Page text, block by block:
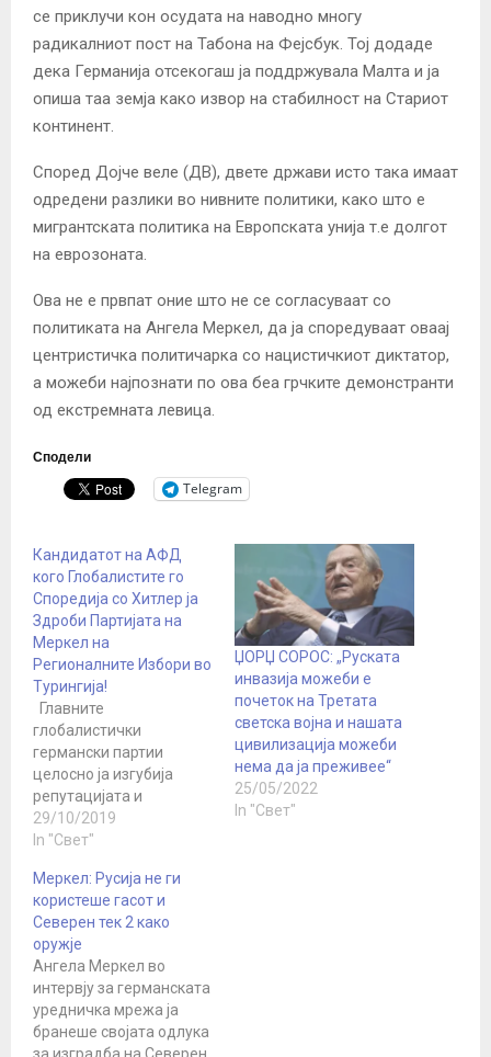
се приклучи кон осудата на наводно многу
радикалниот пост на Табона на Фејсбук. Тој додаде
дека Германија отсекогаш ја поддржувала Малта и ја
опиша таа земја како извор на стабилност на Стариот
континент.
Според Дојче веле (ДВ), двете држави исто така имаат
одредени разлики во нивните политики, како што е
мигрантската политика на Европската унија т.е долгот
на еврозоната.
Ова не е првпат оние што не се согласуваат со
политиката на Ангела Меркел, да ја споредуваат оваај
центристичка политичарка со нацистичкиот диктатор,
а можеби најпознати по ова беа грчките демонстранти
од екстремната левица.
Сподели
Telegram
Кандидатот на АФД
кого Глобалистите го
Споредија со Хитлер ја
Здроби Партијата на
Меркел на
Регионалните Избори во
Турингија!
Главните
глобалистички
германски партии
целосно ја изгубија
репутацијата и
контролата врз
Турингија, пишува
ќе се повтори и низ цела
Германија, во знак на
неизбежен пад на
неолибералниот
поразен модел и во
Германија и насекаде во
светот. Партијата
Алтернатива за
29/10/2019
In "Свет"
ЏОРЏ СОРОС: „Руската
инвазија можеби е
почеток на Третата
светска војна и нашата
цивилизација можеби
нема да ја преживее“
25/05/2022
In "Свет"
Меркел: Русија не ги
користеше гасот и
Северен тек 2 како
оружје
Ангела Меркел во
интервју за германската
уредничка мрежа ја
бранеше својата одлука
за изградба на Северен